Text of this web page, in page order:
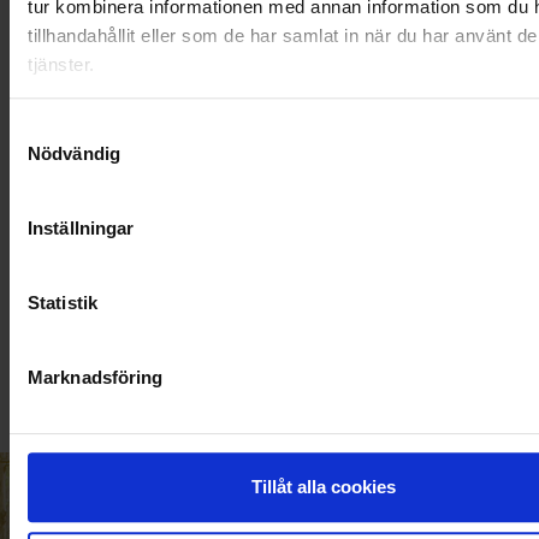
tur kombinera informationen med annan information som du
tillhandahållit eller som de har samlat in när du har använt
tjänster.
Nödvändig
Inställningar
Statistik
Marknadsföring
Tillåt alla cookies
HELT ENKELT HÅLLBART